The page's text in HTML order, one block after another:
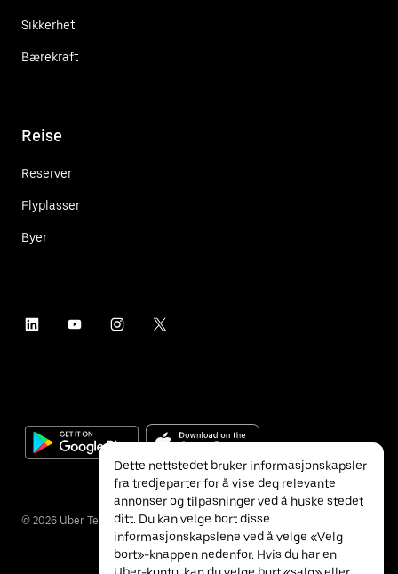
Sikkerhet
Bærekraft
Reise
Reserver
Flyplasser
Byer
© 2026 Uber Technologies Inc.
Dette nettstedet bruker informasjonskapsler
fra tredjeparter for å vise deg relevante
annonser og tilpasninger ved å huske stedet
ditt. Du kan velge bort disse
informasjonskapslene ved å velge «Velg
bort»-knappen nedenfor. Hvis du har en